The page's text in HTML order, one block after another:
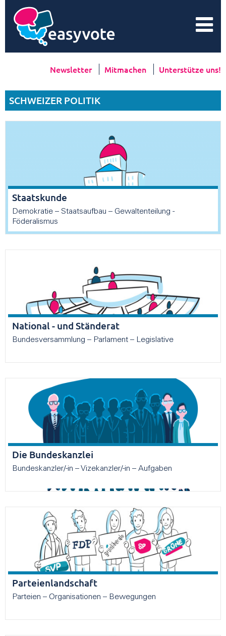
Newsletter Mitmachen Unterstütze uns!
SCHWEIZER POLITIK
Staatskunde
Demokratie – Staatsaufbau – Gewaltenteilung -
Föderalismus
National - und Ständerat
Bundesversammlung – Parlament – Legislative
Die Bundeskanzlei
Bundeskanzler/-in – Vizekanzler/-in – Aufgaben
Parteienlandschaft
Parteien – Organisationen – Bewegungen